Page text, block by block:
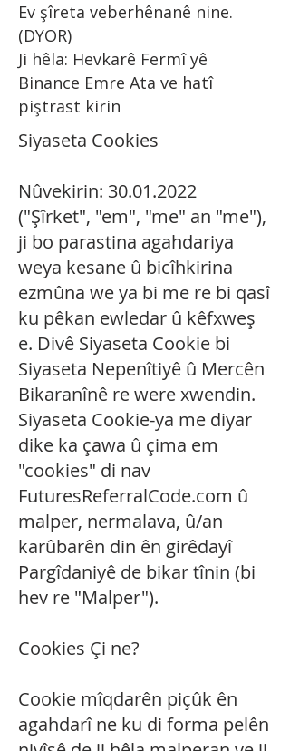
Ev şîreta veberhênanê nine.
(DYOR)
Ji hêla: Hevkarê Fermî yê
Binance Emre Ata ve hatî
piştrast kirin
Siyaseta Cookies
Nûvekirin: 30.01.2022
("Şîrket", "em", "me" an "me"),
ji bo parastina agahdariya
weya kesane û bicîhkirina
ezmûna we ya bi me re bi qasî
ku pêkan ewledar û kêfxweş
e. Divê Siyaseta Cookie bi
Siyaseta Nepenîtiyê û Mercên
Bikaranînê re were xwendin.
Siyaseta Cookie-ya me diyar
dike ka çawa û çima em
"cookies" di nav
FuturesReferralCode.com û
malper, nermalava, û/an
karûbarên din ên girêdayî
Pargîdaniyê de bikar tînin (bi
hev re "Malper").
Cookies Çi ne?
Cookie mîqdarên piçûk ên
agahdarî ne ku di forma pelên